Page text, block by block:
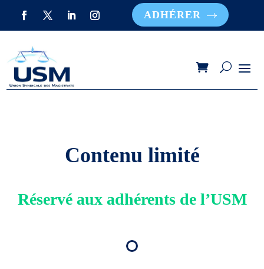
ADHÉRER
Contenu limité
Réservé aux adhérents de l’USM